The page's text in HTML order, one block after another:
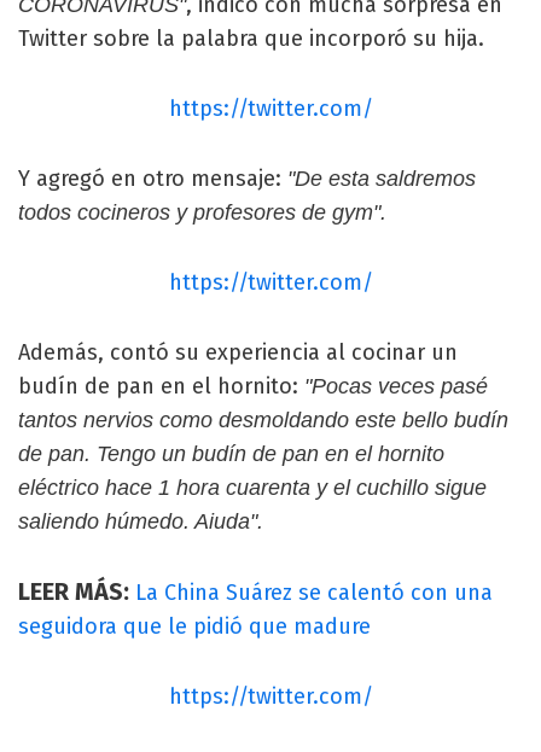
CORONAVIRUS"
Twitter sobre la palabra que incorporó su hija.
https://twitter.com/
Y agregó en otro mensaje: "De esta saldremos
todos cocineros y profesores de gym".
https://twitter.com/
Además, contó su experiencia al cocinar un
budín de pan en el hornito: "Pocas veces pasé
tantos nervios como desmoldando este bello budín
de pan. Tengo un budín de pan en el hornito
eléctrico hace 1 hora cuarenta y el cuchillo sigue
saliendo húmedo. Aiuda".
LEER MÁS: La China Suárez se calentó con una
seguidora que le pidió que madure
https://twitter.com/